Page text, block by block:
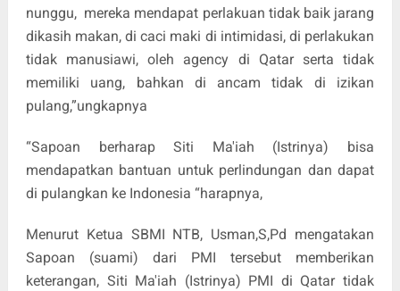
nunggu, mereka mendapat perlakuan tidak baik jarang
dikasih makan, di caci maki di intimidasi, di perlakukan
tidak manusiawi, oleh agency di Qatar serta tidak
memiliki uang, bahkan di ancam tidak di izikan
pulang,”ungkapnya
“Sapoan berharap Siti Ma'iah (Istrinya) bisa
mendapatkan bantuan untuk perlindungan dan dapat
di pulangkan ke Indonesia “harapnya,
Menurut Ketua SBMI NTB, Usman,S,Pd mengatakan
Sapoan (suami) dari PMI tersebut memberikan
keterangan, Siti Ma'iah (Istrinya) PMI di Qatar tidak